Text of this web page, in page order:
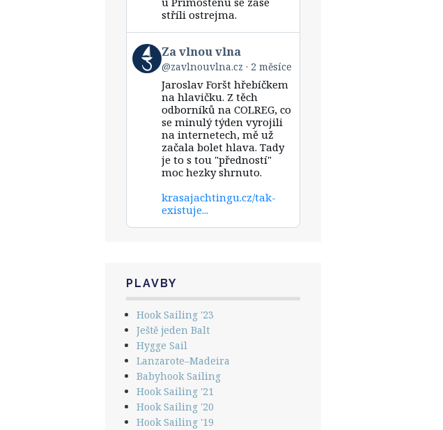
Bluesky
stříli ostrejma.
View
post
by
Bluesky
Za vlnou vlna
@zavlnouvlna.cz 2 měsíce
Jaroslav Foršt hřebíčkem
na hlavičku. Z těch
odborníků na COLREG, co
se minulý týden vyrojili
na internetech, mě už
začala bolet hlava. Tady
je to s tou "předností"
moc hezky shrnuto.
krasajachtingu.cz/tak-
existuje...
PLAVBY
Hook Sailing '23
Ještě jeden Balt
Hygge Sail
Lanzarote–Madeira
Babyhook Sailing
Hook Sailing '21
Hook Sailing '20
Hook Sailing '19